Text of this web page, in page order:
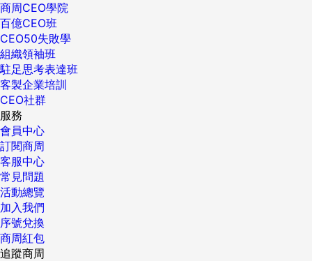
商周CEO學院
百億CEO班
CEO50失敗學
組織領袖班
駐足思考表達班
客製企業培訓
CEO社群
服務
會員中心
訂閱商周
客服中心
常見問題
活動總覽
加入我們
序號兌換
商周紅包
追蹤商周